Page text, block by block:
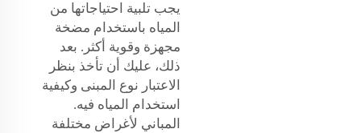
يجب تلبية احتياجاتها من
المياه باستخدام مضخة
مجهزة وقوية أكثر. بعد
ذلك، عليك أن تأخذ بنظر
الاعتبار نوع المبنى وكيفية
استخدام المياه فيه.
المباني لأغراض مختلفة